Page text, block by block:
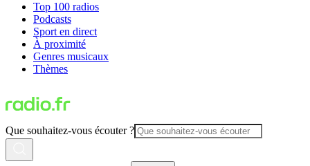
Top 100 radios
Podcasts
Sport en direct
À proximité
Genres musicaux
Thèmes
Que souhaitez-vous écouter ?